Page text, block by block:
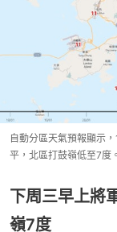
自動分區天氣預報顯示
平，北區打鼓嶺低至7度
下周三早上將
嶺7度